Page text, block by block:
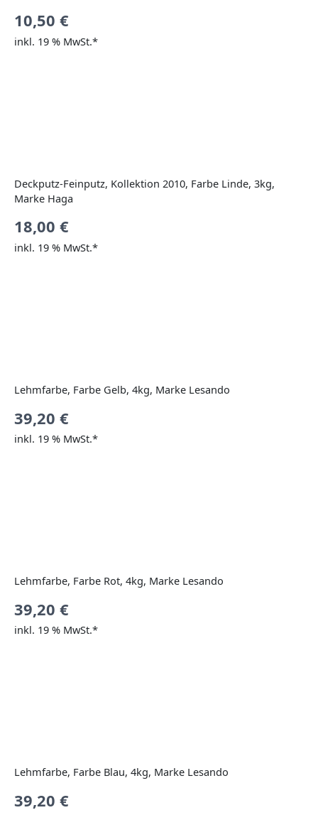
10,50 €
inkl. 19 % MwSt.*
Deckputz-Feinputz, Kollektion 2010, Farbe Linde, 3kg,
Marke Haga
18,00 €
inkl. 19 % MwSt.*
Lehmfarbe, Farbe Gelb, 4kg, Marke Lesando
39,20 €
inkl. 19 % MwSt.*
Lehmfarbe, Farbe Rot, 4kg, Marke Lesando
39,20 €
inkl. 19 % MwSt.*
Lehmfarbe, Farbe Blau, 4kg, Marke Lesando
39,20 €